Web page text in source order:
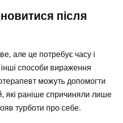
після
але це потребує часу і
способи вираження
можуть допомогти
які раніше спричиняли лише
турботи про себе.